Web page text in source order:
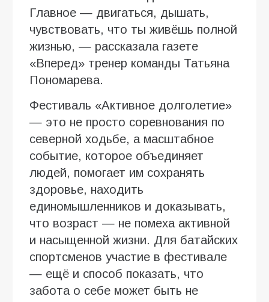
Главное — двигаться, дышать,
чувствовать, что ты живёшь полной
жизнью, — рассказала газете
«Вперед» тренер команды Татьяна
Пономарева.
Фестиваль «Активное долголетие»
— это не просто соревнования по
северной ходьбе, а масштабное
событие, которое объединяет
людей, помогает им сохранять
здоровье, находить
единомышленников и доказывать,
что возраст — не помеха активной
и насыщенной жизни. Для батайских
спортсменов участие в фестивале
— ещё и способ показать, что
забота о себе может быть не